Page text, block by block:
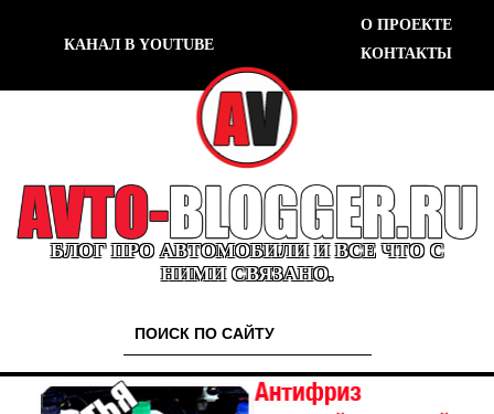
КАНАЛ В YOUTUBE
О ПРОЕКТЕ
КОНТАКТЫ
БЛОГ ПРО АВТОМОБИЛИ И ВСЕ ЧТО С
НИМИ СВЯЗАНО.